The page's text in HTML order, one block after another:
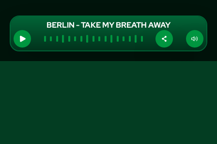
BERLIN - TAKE MY BREATH AWAY